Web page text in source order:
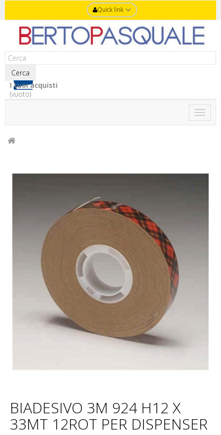
Quick link
Cerca
I tuoi acquisti
(vuoto)
Toggle
BIADESIVO 3M 924 H12 X
33MT 12ROT PER DISPENSER